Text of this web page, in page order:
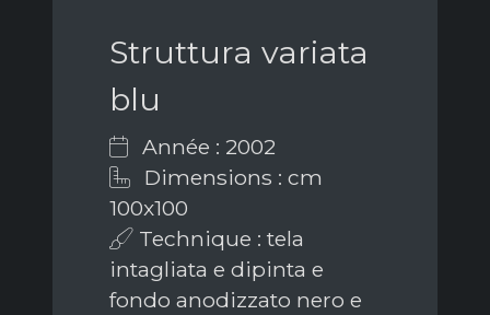
Struttura variata
blu
Année : 2002
Dimensions : cm
100x100
Technique : tela
intagliata e dipinta e
fondo anodizzato nero e